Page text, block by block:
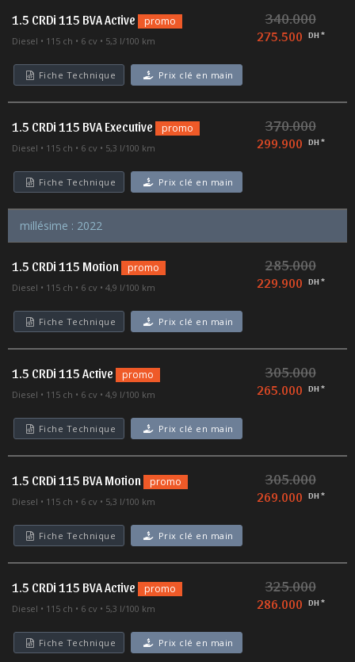
1.5 CRDi 115 BVA Active promo
Diesel 115 ch 6 cv 5,3 l/100 km
340.000
275.500 DH *
Fiche Technique Prix clé en main
1.5 CRDi 115 BVA Executive promo
Diesel 115 ch 6 cv 5,3 l/100 km
370.000
299.900 DH *
Fiche Technique Prix clé en main
millésime : 2022
1.5 CRDi 115 Motion promo
Diesel 115 ch 6 cv 4,9 l/100 km
285.000
229.900 DH *
Fiche Technique Prix clé en main
1.5 CRDi 115 Active promo
Diesel 115 ch 6 cv 4,9 l/100 km
305.000
265.000 DH *
Fiche Technique Prix clé en main
1.5 CRDi 115 BVA Motion promo
Diesel 115 ch 6 cv 5,3 l/100 km
305.000
269.000 DH *
Fiche Technique Prix clé en main
1.5 CRDi 115 BVA Active promo
Diesel 115 ch 6 cv 5,3 l/100 km
325.000
286.000 DH *
Fiche Technique Prix clé en main